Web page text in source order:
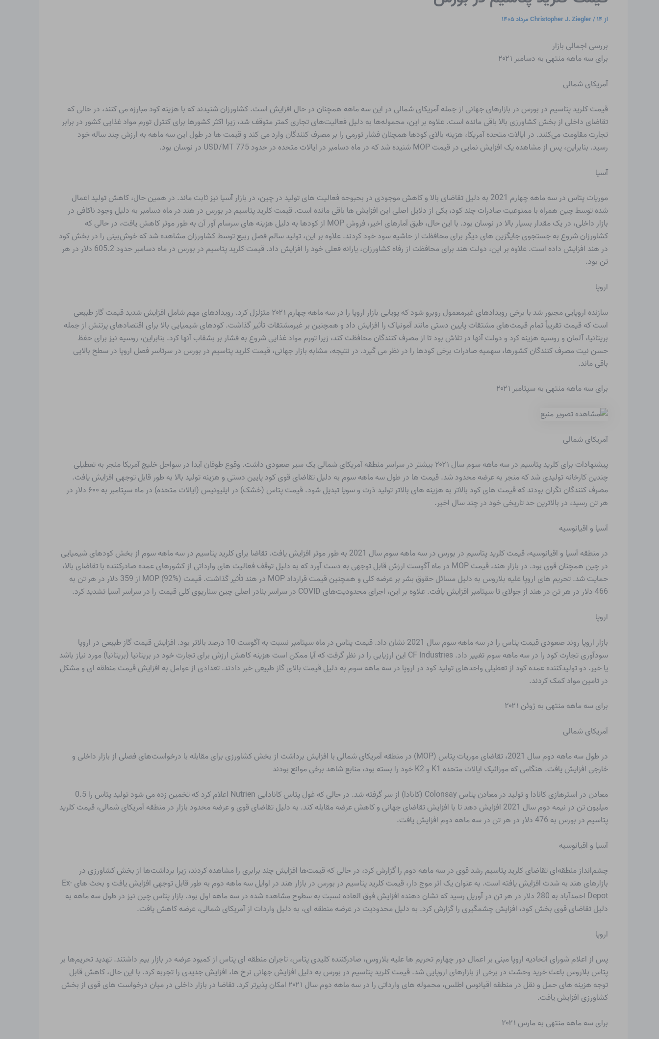
از Christopher J. Ziegler/۱۴ مرداد ۱۴۰۵
بررسی اجمالی بازار
برای سه ماهه منتهی به دسامبر ۲۰۲۱
آمریکای شمالی
قیمت کلرید پتاسیم در بورس در بازارهای جهانی از جمله آمریکای شمالی در این سه ماهه همچنان در حال افزایش است. کشاورزان شنیدند که با هزینه کود مبارزه می کنند، در حالی که
تقاضای داخلی از بخش کشاورزی بالا باقی مانده است. علاوه بر این، محموله‌ها به دلیل فعالیت‌های تجاری کمتر متوقف شد، زیرا اکثر کشورها برای کنترل تورم مواد غذایی کشور در برابر
تجارت مقاومت می‌کنند. در ایالات متحده آمریکا، هزینه بالای کودها همچنان فشار تورمی را بر مصرف کنندگان وارد می کند و قیمت ها در طول این سه ماهه به ارزش چند ساله خود
رسید. بنابراین، پس از مشاهده یک افزایش نمایی در قیمت MOP شنیده شد که در ماه دسامبر در ایالات متحده در حدود 775 USD/MT در نوسان بود.
آسیا
موریات پتاس در سه ماهه چهارم 2021 به دلیل تقاضای بالا و کاهش موجودی در بحبوحه فعالیت های تولید در چین، در بازار آسیا نیز ثابت ماند. در همین حال، کاهش تولید اعمال
شده توسط چین همراه با ممنوعیت صادرات چند کود، یکی از دلایل اصلی این افزایش ها باقی مانده است. قیمت کلرید پتاسیم در بورس در هند در ماه دسامبر به دلیل وجود ناکافی در
بازار داخلی، در یک مقدار بسیار بالا در نوسان بود. با این حال، طبق آمارهای اخیر، فروش MOP از کودها به دلیل هزینه های سرسام آور آن به طور موثر کاهش یافت، در حالی که
کشاورزان شروع به جستجوی جایگزین های دیگر برای محافظت از حاشیه سود خود کردند. علاوه بر این، تولید سالم فصل ربیع توسط کشاورزان مشاهده شد که خوش‌بینی را در بخش کود
در هند افزایش داده است. علاوه بر این، دولت هند برای محافظت از رفاه کشاورزان، یارانه فعلی خود را افزایش داد. قیمت کلرید پتاسیم در بورس در ماه دسامبر حدود 605.2 دلار در هر
تن بود.
اروپا
سازنده اروپایی مجبور شد با برخی رویدادهای غیرمعمول روبرو شود که پویایی بازار اروپا را در سه ماهه چهارم ۲۰۲۱ متزلزل کرد. رویدادهای مهم شامل افزایش شدید قیمت گاز طبیعی
است که قیمت تقریباً تمام قیمت‌های مشتقات پایین دستی مانند آمونیاک را افزایش داد و همچنین بر غیرمشتقات تأثیر گذاشت. کودهای شیمیایی بالا برای اقتصادهای پرتنش از جمله
بریتانیا، آلمان و روسیه هزینه کرد و دولت آنها در تلاش بود تا از مصرف کنندگان محافظت کند، زیرا تورم مواد غذایی شروع به فشار بر بشقاب آنها کرد. بنابراین، روسیه نیز برای حفظ
حسن نیت مصرف کنندگان کشورها، سهمیه صادرات برخی کودها را در نظر می گیرد. در نتیجه، مشابه بازار جهانی، قیمت کلرید پتاسیم در بورس در سرتاسر فصل اروپا در سطح بالایی
باقی ماند.
برای سه ماهه منتهی به سپتامبر ۲۰۲۱
آمریکای شمالی
پیشنهادات برای کلرید پتاسیم در سه ماهه سوم سال ۲۰۲۱ بیشتر در سراسر منطقه آمریکای شمالی یک سیر صعودی داشت. وقوع طوفان آیدا در سواحل خلیج آمریکا منجر به تعطیلی
چندین کارخانه تولیدی شد که منجر به عرضه محدود شد. قیمت ها در طول سه ماهه سوم به دلیل تقاضای قوی کود پایین دستی و هزینه تولید بالا به طور قابل توجهی افزایش یافت.
مصرف کنندگان نگران بودند که قیمت های کود بالاتر به هزینه های بالاتر تولید ذرت و سویا تبدیل شود. قیمت پتاس (خشک) در ایلیونیس (ایالات متحده) در ماه سپتامبر به ۶۰۰ دلار در
هر تن رسید، در بالاترین حد تاریخی خود در چند سال اخیر.
آسیا و اقیانوسیه
در منطقه آسیا و اقیانوسیه، قیمت کلرید پتاسیم در بورس در سه ماهه سوم سال 2021 به طور موثر افزایش یافت. تقاضا برای کلرید پتاسیم در سه ماهه سوم از بخش کودهای شیمیایی
در چین همچنان قوی بود. در بازار هند، قیمت MOP در ماه آگوست ارزش قابل توجهی به دست آورد که به دلیل توقف فعالیت های وارداتی از کشورهای عمده صادرکننده با تقاضای بالا،
حمایت شد. تحریم های اروپا علیه بلاروس به دلیل مسائل حقوق بشر بر عرضه کلی و همچنین قیمت قرارداد MOP در هند تأثیر گذاشت. قیمت MOP (92%) از 359 دلار در هر تن به
466 دلار در هر تن در هند از جولای تا سپتامبر افزایش یافت. علاوه بر این، اجرای محدودیت‌های COVID در سراسر بنادر اصلی چین سناریوی کلی قیمت را در سراسر آسیا تشدید کرد.
اروپا
بازار اروپا روند صعودی قیمت پتاس را در سه ماهه سوم سال 2021 نشان داد. قیمت پتاس در ماه سپتامبر نسبت به آگوست 10 درصد بالاتر بود. افزایش قیمت گاز طبیعی در اروپا
سودآوری تجارت کود را در سه ماهه سوم تغییر داد. CF Industries این ارزیابی را در نظر گرفت که آیا ممکن است هزینه کاهش ارزش برای تجارت خود در بریتانیا (بریتانیا) مورد نیاز باشد
یا خیر. دو تولیدکننده عمده کود از تعطیلی واحدهای تولید کود در اروپا در سه ماهه سوم به دلیل قیمت بالای گاز طبیعی خبر دادند. تعدادی از عوامل به افزایش قیمت منطقه ای و مشکل
در تامین مواد کمک کردند.
برای سه ماهه منتهی به ژوئن ۲۰۲۱
آمریکای شمالی
در طول سه ماهه دوم سال 2021، تقاضای موریات پتاس (MOP) در منطقه آمریکای شمالی با افزایش برداشت از بخش کشاورزی برای مقابله با درخواست‌های فصلی از بازار داخلی و
خارجی افزایش یافت. هنگامی که موزائیک ایالات متحده K1 و K2 خود را بسته بود، منابع شاهد برخی موانع بودند
معادن در استرهازی کانادا و تولید در معادن پتاس Colonsay (کانادا) از سر گرفته شد. در حالی که غول پتاس کانادایی Nutrien اعلام کرد که تخمین زده می شود تولید پتاس را 0.5
میلیون تن در نیمه دوم سال 2021 افزایش دهد تا با افزایش تقاضای جهانی و کاهش عرضه مقابله کند. به دلیل تقاضای قوی و عرضه محدود بازار در منطقه آمریکای شمالی، قیمت کلرید
پتاسیم در بورس به 476 دلار در هر تن در سه ماهه دوم افزایش یافت.
آسیا و اقیانوسیه
چشم‌انداز منطقه‌ای تقاضای کلرید پتاسیم رشد قوی در سه ماهه دوم را گزارش کرد، در حالی که قیمت‌ها افزایش چند برابری را مشاهده کردند، زیرا برداشت‌ها از بخش کشاورزی در
بازارهای هند به شدت افزایش یافته است. به عنوان یک اثر موج دار، قیمت کلرید پتاسیم در بورس در بازار هند در اوایل سه ماهه دوم به طور قابل توجهی افزایش یافت و بحث های Ex-
Depot احمدآباد به 280 دلار در هر تن در آوریل رسید که نشان دهنده افزایش فوق العاده نسبت به سطوح مشاهده شده در سه ماهه اول بود. بازار پتاس چین نیز در طول سه ماهه به
دلیل تقاضای قوی بخش کود، افزایش چشمگیری را گزارش کرد. به دلیل محدودیت در عرضه منطقه ای، به دلیل واردات از آمریکای شمالی، عرضه کاهش یافت.
اروپا
پس از اعلام شورای اتحادیه اروپا مبنی بر اعمال دور چهارم تحریم ها علیه بلاروس، صادرکننده کلیدی پتاس، تاجران منطقه ای پتاس از کمبود عرضه در بازار بیم داشتند. تهدید تحریم‌ها بر
پتاس بلاروس باعث خرید وحشت در برخی از بازارهای اروپایی شد. قیمت کلرید پتاسیم در بورس به دلیل افزایش جهانی نرخ ها، افزایش جدیدی را تجربه کرد. با این حال، کاهش قابل
توجه هزینه های حمل و نقل در منطقه اقیانوس اطلس، محموله های وارداتی را در سه ماهه دوم سال ۲۰۲۱ امکان پذیرتر کرد. تقاضا در بازار داخلی در میان درخواست های قوی از بخش
کشاورزی افزایش یافت.
برای سه ماهه منتهی به مارس ۲۰۲۱